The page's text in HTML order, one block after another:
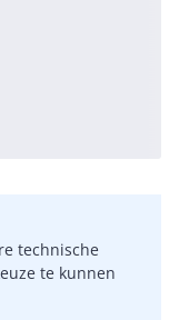
technische
te kunnen